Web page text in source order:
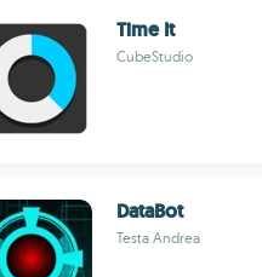
Time It
CubeStudio
DataBot
Testa Andrea